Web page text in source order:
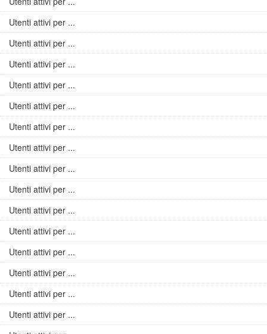
Utenti attivi per ...
Utenti attivi per ...
Utenti attivi per ...
Utenti attivi per ...
Utenti attivi per ...
Utenti attivi per ...
Utenti attivi per ...
Utenti attivi per ...
Utenti attivi per ...
Utenti attivi per ...
Utenti attivi per ...
Utenti attivi per ...
Utenti attivi per ...
Utenti attivi per ...
Utenti attivi per ...